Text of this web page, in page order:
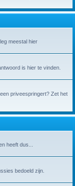
meestal hier
is hier te vinden.
priveespringert? Zet het
heeft dus...
bedoeld zijn.